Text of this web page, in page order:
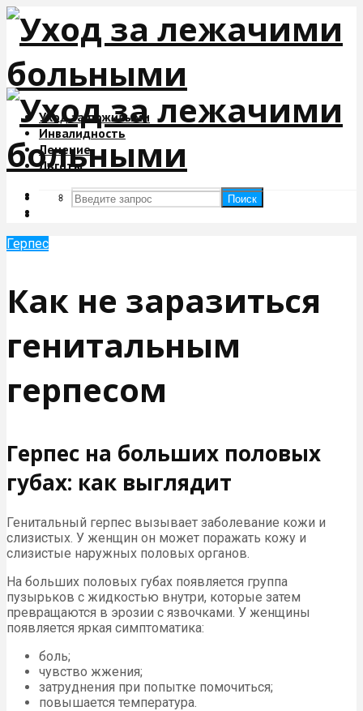
Уход за пожилыми
Инвалидность
Лечение
Льготы
Поиск
Поиск
Герпес
Как не заразиться
генитальным
герпесом
Герпес на больших половых
губах: как выглядит
Генитальный герпес вызывает заболевание кожи и
слизистых. У женщин он может поражать кожу и
слизистые наружных половых органов.
На больших половых губах появляется группа
пузырьков с жидкостью внутри, которые затем
превращаются в эрозии с язвочками. У женщины
появляется яркая симптоматика:
боль;
чувство жжения;
затруднения при попытке помочиться;
повышается температура.